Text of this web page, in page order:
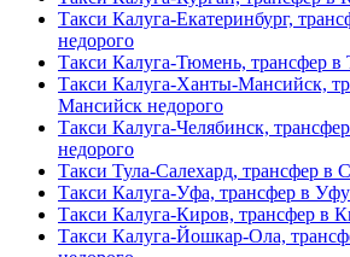
Такси Калуга-Екатеринбург,
недорого
Такси Калуга-Тюмень, трансфер в
Такси Калуга-Ханты-Мансийск,
Мансийск недорого
Такси Калуга-Челябинск,
недорого
Такси Тула-Салехард, трансфер в
Такси Калуга-Уфа, трансфер в
Такси Калуга-Киров, трансфер в
Такси Калуга-Йошкар-Ола,